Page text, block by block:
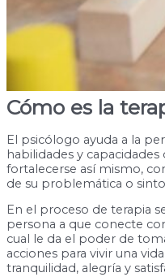
Cómo es la
El psicólogo ayuda a la
habilidades y
fortalecerse así mismo,
de su problemática o
En el proceso de terapia
persona a que conecte
cual le da el poder de
acciones para vivir una
tranquilidad, alegría y